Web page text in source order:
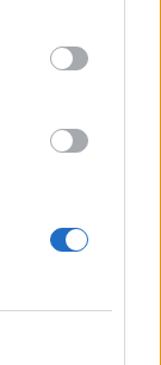
– Για
λόγο ο
μάχη
ανάμεσα
Δημήτρη
11 ψήφους.
με
καθώς